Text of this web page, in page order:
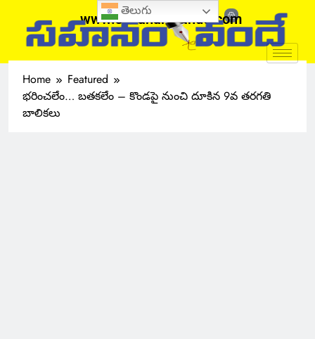
www.sahanamvande.com
Home
Featured
భరించలేం… బతకలేం – కొండపై నుంచి దూకిన 9వ తరగతి
బాలికలు
తెలుగు